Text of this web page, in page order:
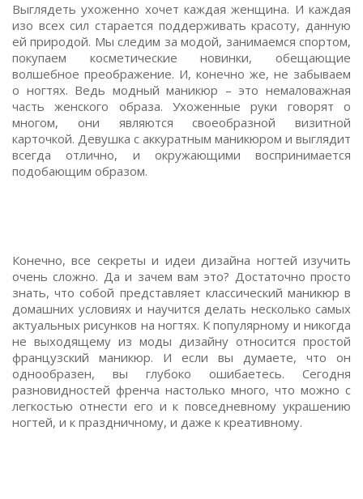
Выглядеть ухоженно хочет каждая женщина. И каждая
изо всех сил старается поддерживать красоту, данную
ей природой. Мы следим за модой, занимаемся спортом,
покупаем косметические новинки, обещающие
волшебное преображение. И, конечно же, не забываем
о ногтях. Ведь модный маникюр – это немаловажная
часть женского образа. Ухоженные руки говорят о
многом, они являются своеобразной визитной
карточкой. Девушка с аккуратным маникюром и выглядит
всегда отлично, и окружающими воспринимается
подобающим образом.
Конечно, все секреты и идеи дизайна ногтей изучить
очень сложно. Да и зачем вам это? Достаточно просто
знать, что собой представляет классический маникюр в
домашних условиях и научится делать несколько самых
актуальных рисунков на ногтях. К популярному и никогда
не выходящему из моды дизайну относится простой
французский маникюр. И если вы думаете, что он
однообразен, вы глубоко ошибаетесь. Сегодня
разновидностей френча настолько много, что можно с
легкостью отнести его и к повседневному украшению
ногтей, и к праздничному, и даже к креативному.